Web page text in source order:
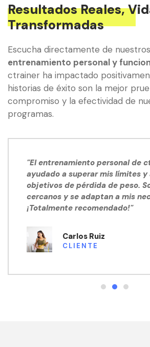
Resultados Reales,
Transformadas
Escucha directamente de
entrenamiento personal y
ctrainer ha impactado
historias de éxito son la mejor
compromiso y la efectividad de
programas.
"El entrenamiento personal de
ayudado a superar mis límites y
objetivos de pérdida de peso.
cercanos y se adaptan a mis
¡Totalmente recomendado!"
Carlos Ruiz
CLIENTE